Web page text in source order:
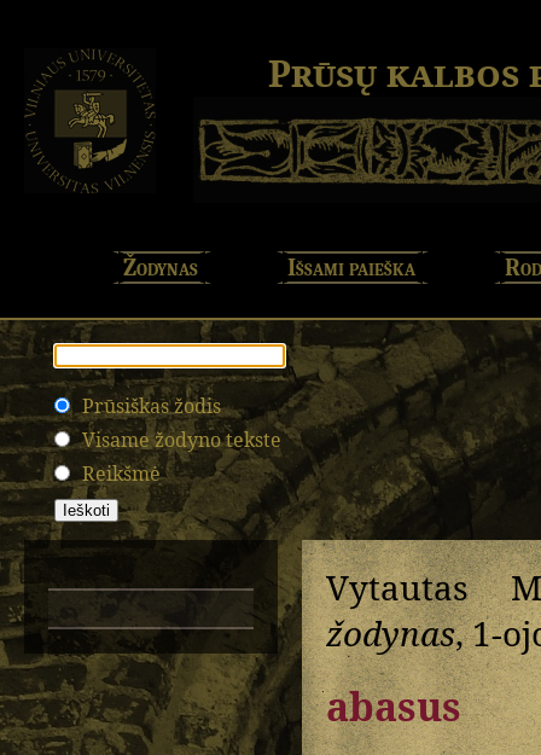
Prūsų kalbos
Žodynas Išsami paieška
Prūsiškas žodis
Visame žodyno tekste
Reikšmė
Vytautas
žodynas, 1-
abasus